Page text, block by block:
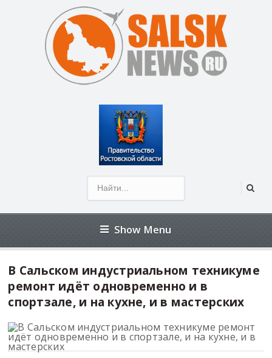
Show Menu
В Сальском индустриальном техникуме
ремонт идёт одновременно и в
спортзале, и на кухне, и в мастерских